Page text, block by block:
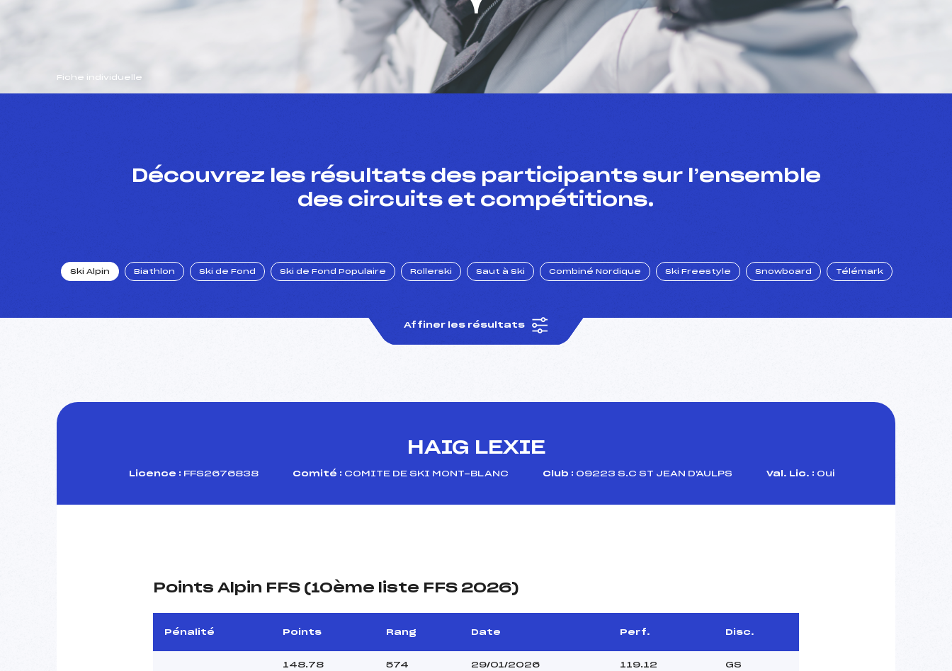
Fiche individuelle
Découvrez les résultats des participants sur l’ensemble
des circuits et compétitions.
Ski Alpin Biathlon Ski de Fond Ski de Fond Populaire Rollerski Saut à Ski Combiné Nordique Ski Freestyle Snowboard Télémark
Affiner les résultats
HAIG LEXIE
Licence : FFS2676838 Comité : COMITE DE SKI MONT-BLANC Club : 09223 S.C ST JEAN D'AULPS Val. Lic. : Oui
Points Alpin FFS (10ème liste FFS 2026)
Pénalité Points Rang Date Perf. Disc.
148.78 574 29/01/2026 119.12 GS